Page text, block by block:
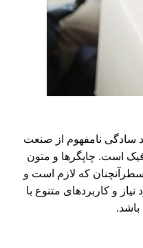
سادگی نامفهوم از صنعت
است. چاپگرها و متون
که لازم است و
و کاربردهای متنوع با